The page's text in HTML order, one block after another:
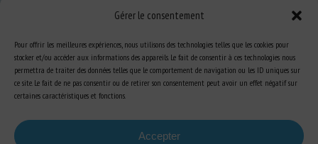
Gérer le consentement
Pour offrir les meilleures expériences, nous utilisons des technologies telles que les cookies pour
stocker et/ou accéder aux informations des appareils. Le fait de consentir à ces technologies nous
permettra de traiter des données telles que le comportement de navigation ou les ID uniques sur
ce site. Le fait de ne pas consentir ou de retirer son consentement peut avoir un effet négatif sur
certaines caractéristiques et fonctions.
Accepter
FAQ
Expertise
S’informer sur le BEA